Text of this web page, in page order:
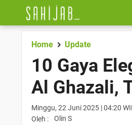
Home Update
10 Gaya
Al Ghazali,
Minggu, 22 Juni 2025 | 04:20
Oleh :
Olin S